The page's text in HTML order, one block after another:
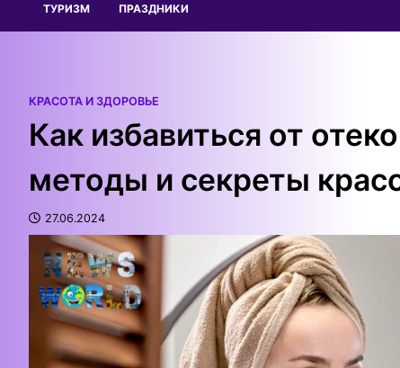
ТУРИЗМ ПРАЗДНИКИ
КРАСОТА И ЗДОРОВЬЕ
Как избавиться от
методы и секреты
27.06.2024